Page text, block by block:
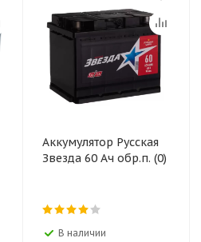
Аккумулятор Русская
Звезда 60 Ач обр.п. (0)
В наличии